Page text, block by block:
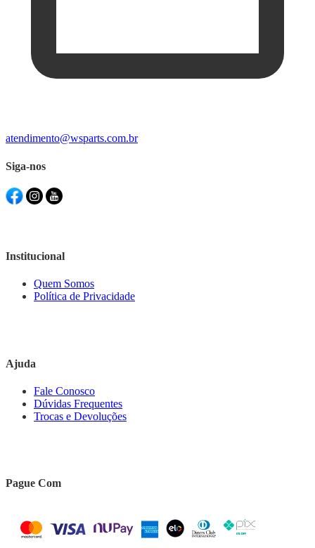
atendimento@wsparts.com.br
Siga-nos
Institucional
Quem Somos
Política de Privacidade
Ajuda
Fale Conosco
Dúvidas Frequentes
Trocas e Devoluções
Pague Com